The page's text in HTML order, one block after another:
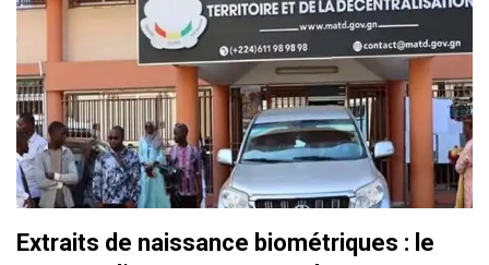
Extraits de naissance biométriques : le